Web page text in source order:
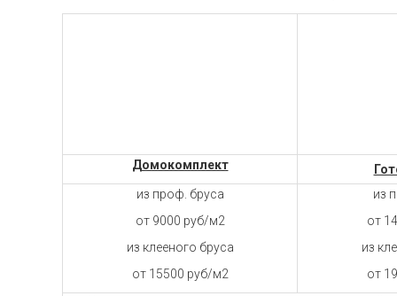
Домокомплект
из проф. бруса
от 9000 руб/м2
из клееного бруса
от 15500 руб/м2
из
от
из
от